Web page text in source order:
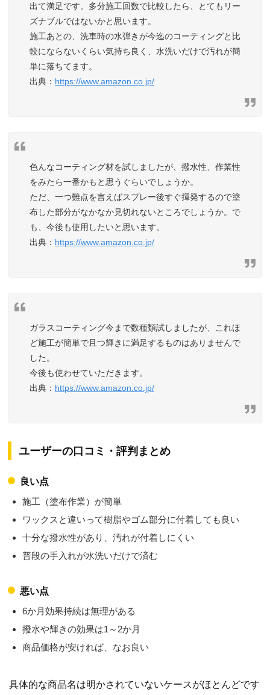
出て満足です。多分施工回数で比較したら、とてもリー
ズナブルではないかと思います。
施工あとの、洗車時の水弾きが今迄のコーティングと比
較にならないくらい気持ち良く、水洗いだけで汚れが簡
単に落ちてます。
https://www.amazon.co.jp/
色んなコーティング材を試しましたが、撥水性、作業性
をみたら一番かもと思うぐらいでしょうか。
ただ、一つ難点を言えばスプレー後すぐ揮発するので塗
布した部分がなかなか見切れないところでしょうか。で
も、今後も使用したいと思います。
https://www.amazon.co.jp/
ガラスコーティング今まで数種類試しましたが、これほ
ど施工が簡単で且つ輝きに満足するものはありませんで
した。
今後も使わせていただきます。
https://www.amazon.co.jp/
ユーザーの口コミ・評判まとめ
良い点
施工（塗布作業）が簡単
ワックスと違いって樹脂やゴム部分に付着しても良い
十分な撥水性があり、汚れが付着しにくい
普段の手入れが水洗いだけで済む
悪い点
6か月効果持続は無理がある
撥水や輝きの効果は1～2か月
商品価格が安ければ、なお良い
具体的な商品名は明かされていないケースがほとんどです